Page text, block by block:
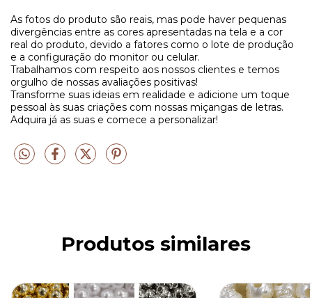
As fotos do produto são reais, mas pode haver pequenas
divergências entre as cores apresentadas na tela e a cor
real do produto, devido a fatores como o lote de produção
e a configuração do monitor ou celular.
Trabalhamos com respeito aos nossos clientes e temos
orgulho de nossas avaliações positivas!
Transforme suas ideias em realidade e adicione um toque
pessoal às suas criações com nossas miçangas de letras.
Adquira já as suas e comece a personalizar!
Produtos similares